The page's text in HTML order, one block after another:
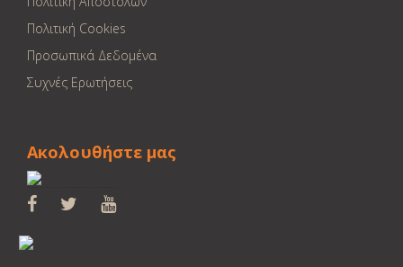
Πολιτική Cookies
Προσωπικά Δεδομένα
Συχνές Ερωτήσεις
Ακολουθήστε μας